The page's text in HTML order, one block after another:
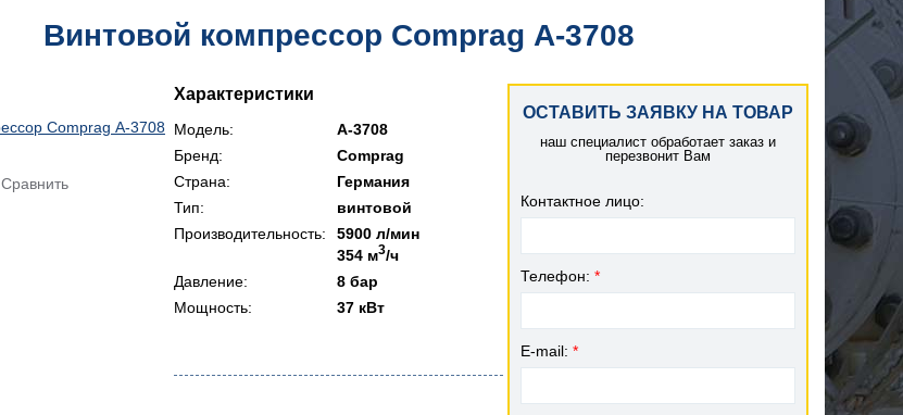
Винтовой компрессор Comprag А-3708
Сравнить
Характеристики
Модель:
А-3708
Бренд:
Comprag
Страна:
Германия
Тип:
винтовой
Производительность:
5900 л/мин
354 м3/ч
Давление:
8 бар
Мощность:
37 кВт
ОСТАВИТЬ ЗАЯВКУ НА ТОВАР
наш специалист обработает заказ и
перезвонит Вам
Контактное лицо:
Телефон:*
E-mail:*